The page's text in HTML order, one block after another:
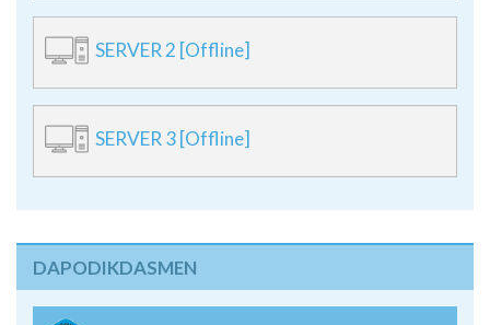
SERVER 2 [Offline]
SERVER 3 [Offline]
DAPODIKDASMEN